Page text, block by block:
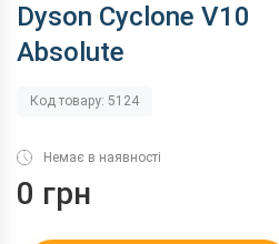
Dyson Cyclone V10
Absolute
Код товару: 5124
Немає в наявності
0 грн